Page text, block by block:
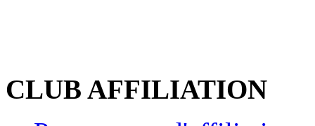
CLUB AFFILIATION